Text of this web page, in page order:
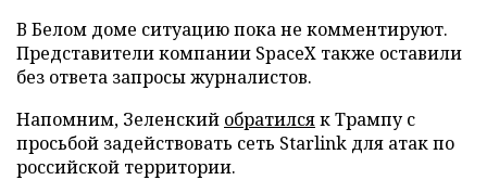
В Белом доме ситуацию пока не комментируют.
Представители компании SpaceX также оставили
без ответа запросы журналистов.
Напомним, Зеленский обратилсяк Трампу с
просьбой задействовать сеть Starlink для атак по
российской территории.